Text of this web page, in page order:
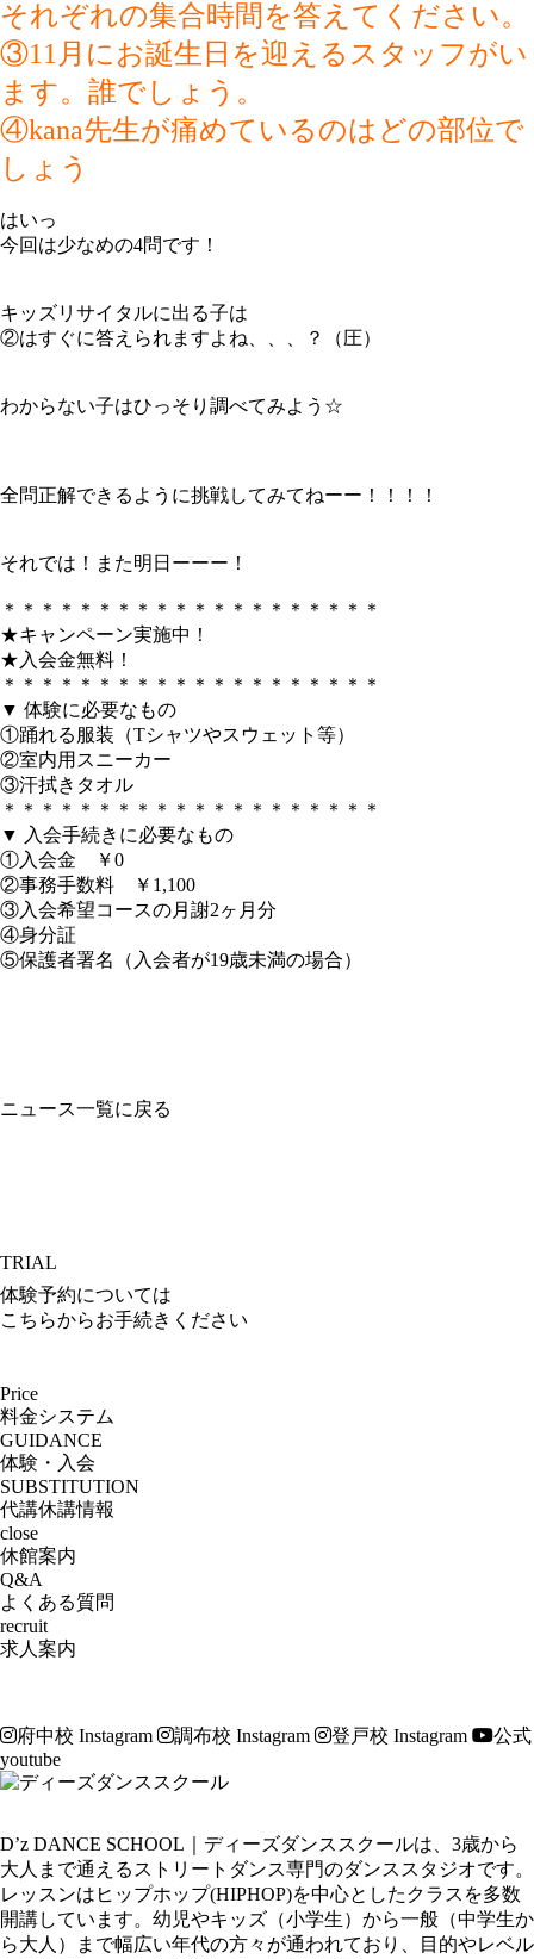
それぞれの集合時間を答えてください。
③11月にお誕生日を迎えるスタッフがい
ます。誰でしょう。
④kana先生が痛めているのはどの部位で
しょう
はいっ
今回は少なめの4問です！
キッズリサイタルに出る子は
②はすぐに答えられますよね、、、？（圧）
わからない子はひっそり調べてみよう☆
全問正解できるように挑戦してみてねーー！！！！
それでは！また明日ーーー！
＊＊＊＊＊＊＊＊＊＊＊＊＊＊＊＊＊＊＊＊
★キャンペーン実施中！
★入会金無料！
＊＊＊＊＊＊＊＊＊＊＊＊＊＊＊＊＊＊＊＊
▼ 体験に必要なもの
①踊れる服装（Tシャツやスウェット等）
②室内用スニーカー
③汗拭きタオル
＊＊＊＊＊＊＊＊＊＊＊＊＊＊＊＊＊＊＊＊
▼ 入会手続きに必要なもの
①入会金 ￥0
②事務手数料 ￥1,100
③入会希望コースの月謝2ヶ月分
④身分証
⑤保護者署名（入会者が19歳未満の場合）
ニュース一覧に戻る
TRIAL
体験予約については
こちらからお手続きください
Price
料金システム
GUIDANCE
体験・入会
SUBSTITUTION
代講休講情報
close
休館案内
Q&A
よくある質問
recruit
求人案内
府中校 Instagram 調布校 Instagram 登戸校 Instagram
公式
youtube
D’z DANCE SCHOOL｜ディーズダンススクールは、3歳から
大人まで通えるストリートダンス専門のダンススタジオです。
レッスンはヒップホップ(HIPHOP)を中心としたクラスを多数
開講しています。幼児やキッズ（小学生）から一般（中学生か
ら大人）まで幅広い年代の方々が通われており、目的やレベル